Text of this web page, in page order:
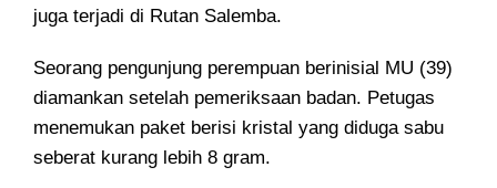
juga terjadi di Rutan Salemba.
Seorang pengunjung perempuan berinisial MU (39)
diamankan setelah pemeriksaan badan. Petugas
menemukan paket berisi kristal yang diduga sabu
seberat kurang lebih 8 gram.